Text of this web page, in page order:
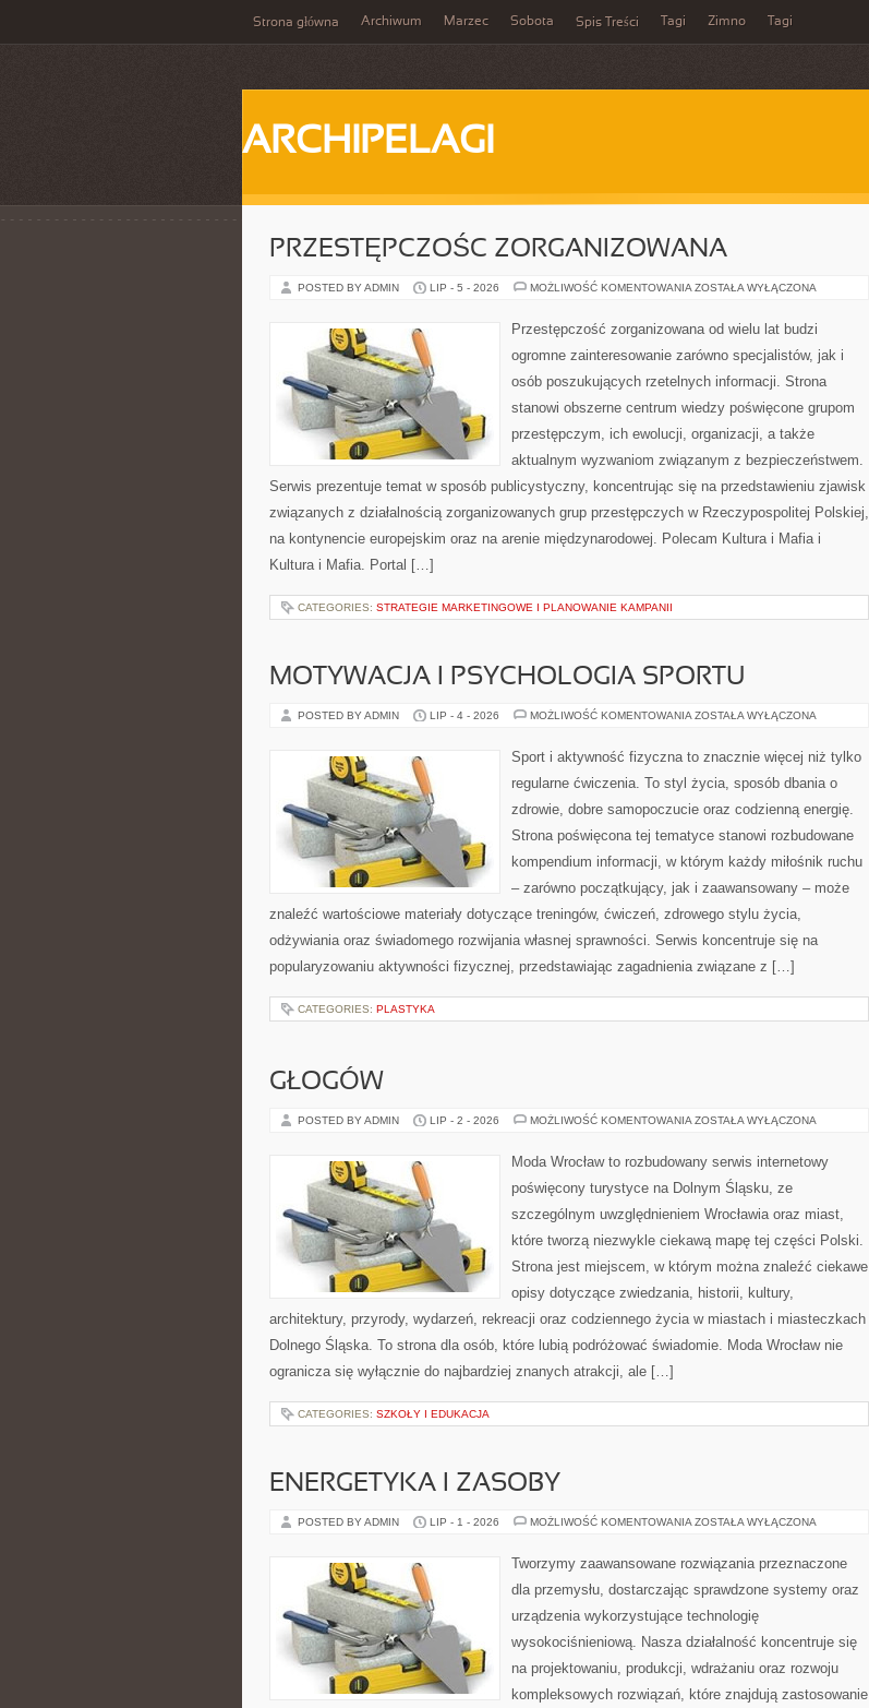
Strona główna Archiwum Marzec Sobota Spis Treści Tagi Zimno Tagi
ARCHIPELAGI
PRZESTĘPCZOŚC ZORGANIZOWANA
POSTED BY ADMIN LIP - 5 - 2026 MOŻLIWOŚĆ KOMENTOWANIA PRZESTĘPCZOŚC
ZOSTAŁA WYŁĄCZONA
Przestępczość zorganizowana od wielu lat budzi
ogromne zainteresowanie zarówno specjalistów, jak i
osób poszukujących rzetelnych informacji. Strona
stanowi obszerne centrum wiedzy poświęcone grupom
przestępczym, ich ewolucji, organizacji, a także
aktualnym wyzwaniom związanym z bezpieczeństwem.
Serwis prezentuje temat w sposób publicystyczny, koncentrując się na przedstawieniu zjawisk
związanych z działalnością zorganizowanych grup przestępczych w Rzeczypospolitej Polskiej,
na kontynencie europejskim oraz na arenie międzynarodowej. Polecam Kultura i Mafia i
Kultura i Mafia. Portal […]
CATEGORIES: STRATEGIE MARKETINGOWE I PLANOWANIE KAMPANII
MOTYWACJA I PSYCHOLOGIA SPORTU
POSTED BY ADMIN LIP - 4 - 2026 MOŻLIWOŚĆ KOMENTOWANIA MOTYWACJA
ZOSTAŁA WYŁĄCZONA
Sport i aktywność fizyczna to znacznie więcej niż tylko
regularne ćwiczenia. To styl życia, sposób dbania o
zdrowie, dobre samopoczucie oraz codzienną energię.
Strona poświęcona tej tematyce stanowi rozbudowane
kompendium informacji, w którym każdy miłośnik ruchu
– zarówno początkujący, jak i zaawansowany – może
znaleźć wartościowe materiały dotyczące treningów, ćwiczeń, zdrowego stylu życia,
odżywiania oraz świadomego rozwijania własnej sprawności. Serwis koncentruje się na
popularyzowaniu aktywności fizycznej, przedstawiając zagadnienia związane z […]
CATEGORIES: PLASTYKA
GŁOGÓW
POSTED BY ADMIN LIP - 2 - 2026 MOŻLIWOŚĆ KOMENTOWANIA GŁOGÓW
ZOSTAŁA WYŁĄCZONA
Moda Wrocław to rozbudowany serwis internetowy
poświęcony turystyce na Dolnym Śląsku, ze
szczególnym uwzględnieniem Wrocławia oraz miast,
które tworzą niezwykle ciekawą mapę tej części Polski.
Strona jest miejscem, w którym można znaleźć ciekawe
opisy dotyczące zwiedzania, historii, kultury,
architektury, przyrody, wydarzeń, rekreacji oraz codziennego życia w miastach i miasteczkach
Dolnego Śląska. To strona dla osób, które lubią podróżować świadomie. Moda Wrocław nie
ogranicza się wyłącznie do najbardziej znanych atrakcji, ale […]
CATEGORIES: SZKOŁY I EDUKACJA
ENERGETYKA I ZASOBY
POSTED BY ADMIN LIP - 1 - 2026 MOŻLIWOŚĆ KOMENTOWANIA ENERGETYKA
ZOSTAŁA WYŁĄCZONA
Tworzymy zaawansowane rozwiązania przeznaczone
dla przemysłu, dostarczając sprawdzone systemy oraz
urządzenia wykorzystujące technologię
wysokociśnieniową. Nasza działalność koncentruje się
na projektowaniu, produkcji, wdrażaniu oraz rozwoju
kompleksowych rozwiązań, które znajdują zastosowanie